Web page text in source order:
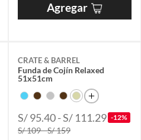
Agregar
CRATE & BARREL
Funda de Cojín Relaxed
51x51cm
S/ 95.40 - S/ 111.29 -12%
S/ 109 - S/ 159